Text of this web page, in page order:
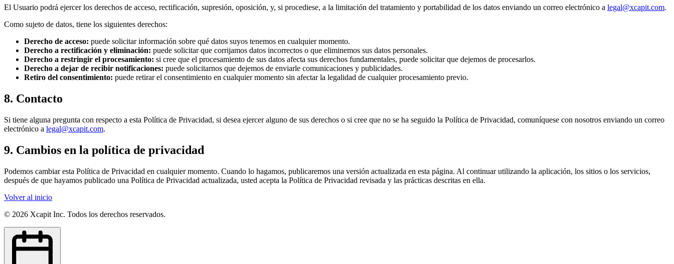
El Usuario podrá ejercer los derechos de acceso, rectificación, supresión, oposición, y, si procediese, a la limitación del tratamiento y portabilidad de los datos enviando un correo electrónico a legal@xcapit.com.
Como sujeto de datos, tiene los siguientes derechos:
Derecho de acceso: puede solicitar información sobre qué datos suyos tenemos en cualquier momento.
Derecho a rectificación y eliminación: puede solicitar que corrijamos datos incorrectos o que eliminemos sus datos personales.
Derecho a restringir el procesamiento: si cree que el procesamiento de sus datos afecta sus derechos fundamentales, puede solicitar que dejemos de procesarlos.
Derecho a dejar de recibir notificaciones: puede solicitarnos que dejemos de enviarle comunicaciones y publicidades.
Retiro del consentimiento: puede retirar el consentimiento en cualquier momento sin afectar la legalidad de cualquier procesamiento previo.
8. Contacto
Si tiene alguna pregunta con respecto a esta Política de Privacidad, si desea ejercer alguno de sus derechos o si cree que no se ha seguido la Política de Privacidad, comuníquese con nosotros enviando un correo
electrónico a legal@xcapit.com.
9. Cambios en la política de privacidad
Podemos cambiar esta Política de Privacidad en cualquier momento. Cuando lo hagamos, publicaremos una versión actualizada en esta página. Al continuar utilizando la aplicación, los sitios o los servicios,
después de que hayamos publicado una Política de Privacidad actualizada, usted acepta la Política de Privacidad revisada y las prácticas descritas en ella.
Volver al inicio
© 2026 Xcapit Inc. Todos los derechos reservados.